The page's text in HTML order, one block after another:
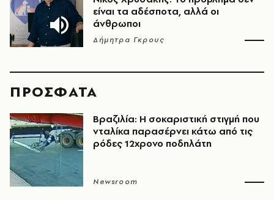
είναι τα αδέσποτα, αλλά οι
άνθρωποι
Δήμητρα Γκρους
ΠΡΟΣΦΑΤΑ
Βραζιλία: Η σοκαριστική στιγμή που
νταλίκα παρασέρνει κάτω από τις
ρόδες 12χρονο ποδηλάτη
Newsroom